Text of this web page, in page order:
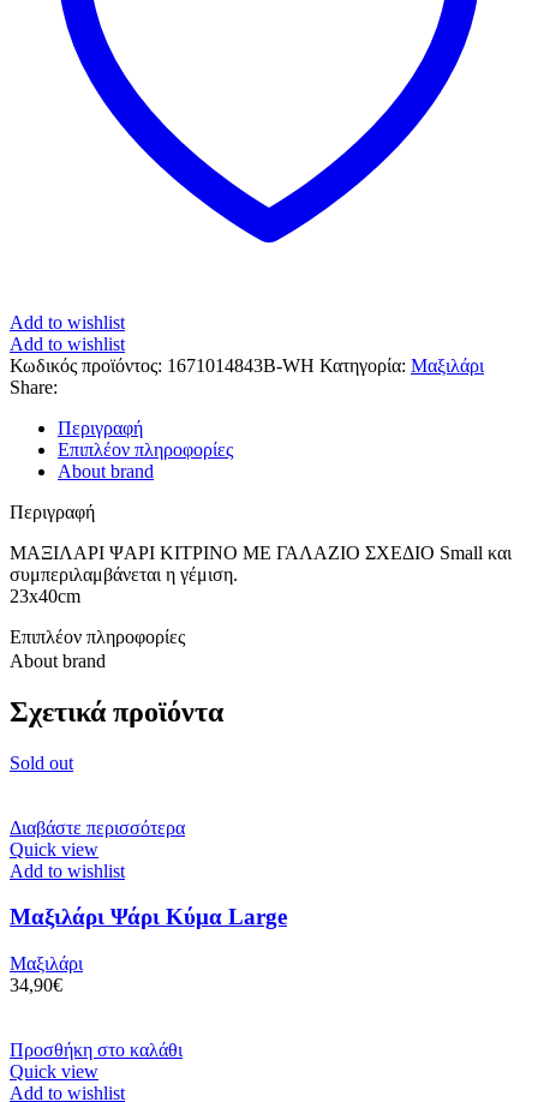
Add to wishlist
Add to wishlist
Κωδικός προϊόντος: 1671014843B-WH Κατηγορία: Μαξιλάρι
Share:
Περιγραφή
Επιπλέον πληροφορίες
About brand
Περιγραφή
ΜΑΞΙΛΑΡΙ ΨΑΡΙ ΚΙΤΡΙΝΟ ΜΕ ΓΑΛΑΖΙΟ ΣΧΕΔΙΟ Small και
συμπεριλαμβάνεται η γέμιση.
23x40cm
Επιπλέον πληροφορίες
About brand
Σχετικά προϊόντα
Sold out
Διαβάστε περισσότερα
Quick view
Add to wishlist
Μαξιλάρι Ψάρι Κύμα Large
Μαξιλάρι
34,90€
Προσθήκη στο καλάθι
Quick view
Add to wishlist